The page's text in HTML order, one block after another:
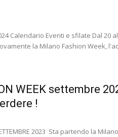
Calendario Eventi e sfilate Dal 20
la Milano Fashion Week,
WEEK settembre
!
2023 Sta partendo la